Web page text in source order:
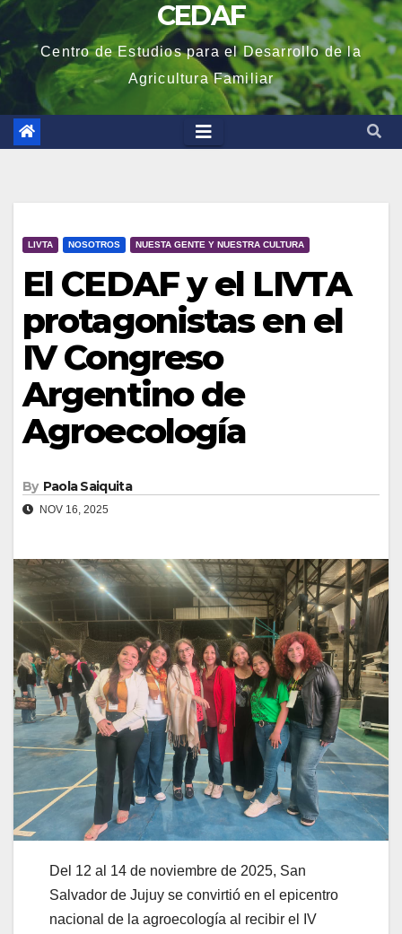
CEDAF
Centro de Estudios para el Desarrollo de la
Agricultura Familiar
LIVTA NOSOTROS NUESTA GENTE Y NUESTRA CULTURA
El CEDAF y el LIVTA
protagonistas en el
IV Congreso
Argentino de
Agroecología
By Paola Saiquita
NOV 16, 2025
Del 12 al 14 de noviembre de 2025, San
Salvador de Jujuy se convirtió en el epicentro
nacional de la agroecología al recibir el IV